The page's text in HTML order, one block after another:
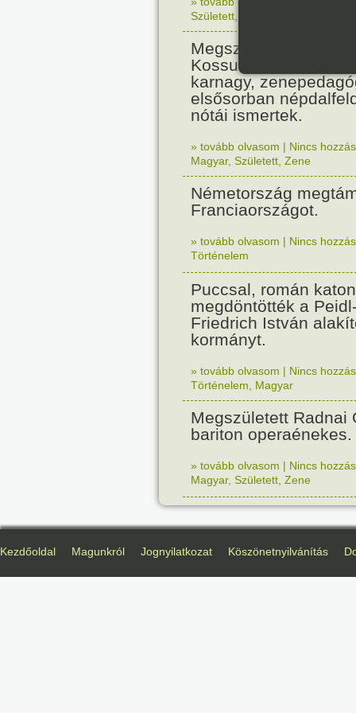
Született
Megszületett Csenki
Kossuth-díjas
karnagy,
elsősorban
nótái ismertek.
» tovább olvasom | Nincs
Magyar, Született Zene
Németország
Franciaországot.
» tovább olvasom | Nincs
Történelem
Puccsal, román
megdöntötték a
Friedrich István
kormányt.
» tovább olvasom | Nincs
Történelem
Magyar
Megszületett Radnai
bariton operaénekes.
» tovább olvasom | Nincs
Magyar, Született Zene
Kezdőoldal Magunkról Jognyilatkozat Köszönetnyilvánítás